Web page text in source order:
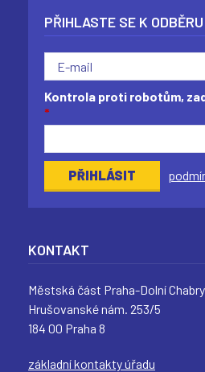
PŘIHLASTE SE K
Kontrola proti robotům,
*
KONTAKT
Městská část Praha-Dolní Chabry
Hrušovanské nám. 253/5
184 00 Praha 8
základní kontakty úřadu